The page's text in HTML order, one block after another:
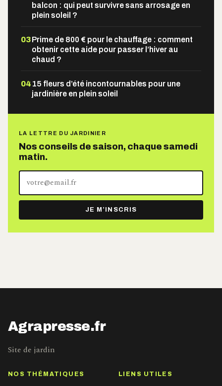
balcon : qui peut survivre sans arrosage en
plein soleil ?
03Prime de 800 € pour le chauffage : comment
obtenir cette aide pour passer l’hiver au
chaud ?
04 15 fleurs d’été incontournables pour une
jardinière en plein soleil
LA LETTRE DU JARDINIER
Nos conseils de saison, chaque samedi
matin.
Votre
adresse
e-
mail
JE M’INSCRIS
Agrapresse.fr
Site de jardin
NOS THÉMATIQUES LIENS UTILES